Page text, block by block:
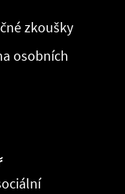
zkoušky
osobních